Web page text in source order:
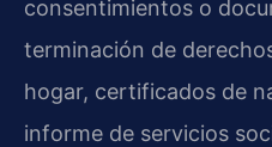
consentimientos o
terminación de
hogar, certificados de
informe de servicios